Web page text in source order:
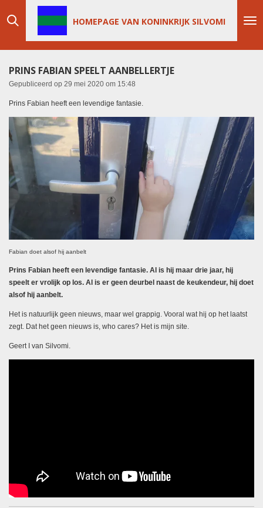
direct
de
HOMEPAGE VAN KONINKRIJK SILVOMI
PRINS FABIAN SPEELT AANBELLERTJE
Gepubliceerd op 29 mei 2020 om 15:48
Prins Fabian heeft een levendige fantasie.
Fabian doet alsof hij aanbelt
Prins Fabian heeft een levendige fantasie. Al is hij maar drie jaar, hij
speelt er vrolijk op los. Al is er geen deurbel naast de keukendeur, hij doet
alsof hij aanbelt.
Het is natuurlijk geen nieuws, maar wel grappig. Vooral wat hij op het laatst
zegt. Dat het geen nieuws is, who cares? Het is mijn site.
Geert I van Silvomi.